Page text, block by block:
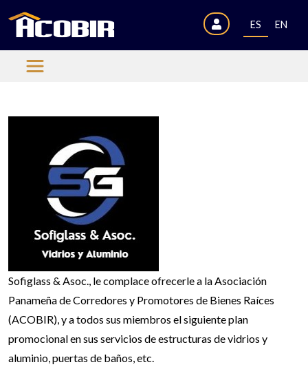
ES EN
Sofiglass & Asoc., le complace ofrecerle a la Asociación
Panameña de Corredores y Promotores de Bienes Raíces
(ACOBIR), y a todos sus miembros el siguiente plan
promocional en sus servicios de estructuras de vidrios y
aluminio, puertas de baños, etc.